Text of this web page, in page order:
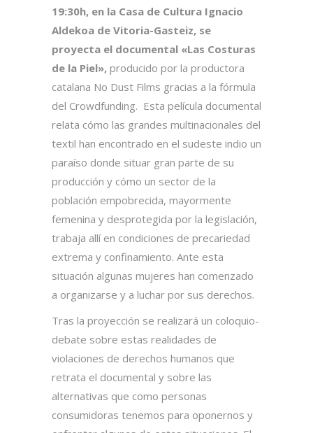
19:30h, en la Casa de Cultura Ignacio
Aldekoa de Vitoria-Gasteiz, se
proyecta el documental «Las Costuras
de la Piel», producido por la productora
catalana No Dust Films gracias a la fórmula
del Crowdfunding. Esta película documental
relata cómo las grandes multinacionales del
textil han encontrado en el sudeste indio un
paraíso donde situar gran parte de su
producción y cómo un sector de la
población empobrecida, mayormente
femenina y desprotegida por la legislación,
trabaja allí en condiciones de precariedad
extrema y confinamiento. Ante esta
situación algunas mujeres han comenzado
a organizarse y a luchar por sus derechos.
Tras la proyección se realizará un coloquio-
debate sobre estas realidades de
violaciones de derechos humanos que
retrata el documental y sobre las
alternativas que como personas
consumidoras tenemos para oponernos y